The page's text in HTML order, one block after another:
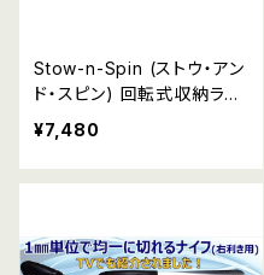
Stow-n-Spin (ストウ・アン
ド・スピン) 回転式収納ラッ
ク Double Deluxe
¥7,480